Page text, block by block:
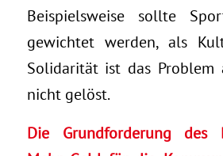
Beispielsweise sollte
gewichtet werden, als
Solidarität ist das Problem
nicht gelöst.
Die Grundforderung des